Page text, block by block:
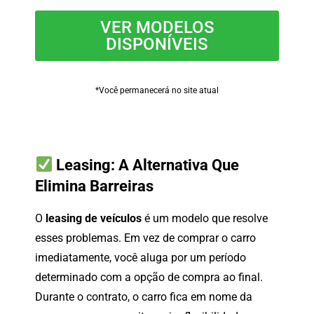
VER MODELOS
DISPONÍVEIS
*Você permanecerá no site atual
Leasing:AAlternativa Que
Elimina Barreiras
O leasing de veículos é um modelo que resolve
esses problemas. Em vez de compraro carro
imediatamente, você aluga por um período
determinado com a opção de compra ao final.
Durante o contrato, o carro fica em nome da